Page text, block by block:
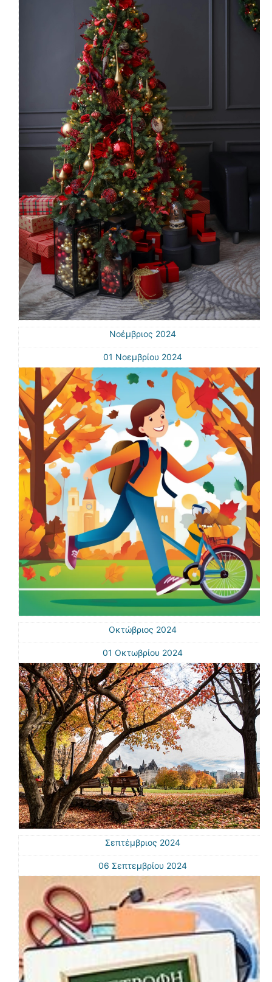
Νοέμβριος 2024
01 Νοεμβρίου 2024
Οκτώβριος 2024
01 Οκτωβρίου 2024
Σεπτέμβριος 2024
06 Σεπτεμβρίου 2024